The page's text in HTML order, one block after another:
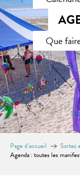
Que
Page d’accueil Sortez
Agenda : toutes les